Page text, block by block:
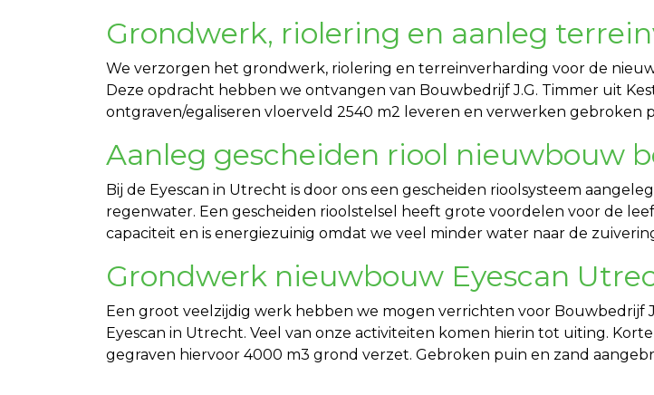
Grondwerk, riolering en aanleg
We verzorgen het grondwerk, riolering en terreinverharding voor de
Deze opdracht hebben we ontvangen van Bouwbedrijf J.G. Timmer uit
ontgraven/egaliseren vloerveld 2540 m2 leveren en verwerken
Aanleg gescheiden riool nieuwbouw
Bij de Eyescan in Utrecht is door ons een gescheiden rioolsysteem
regenwater. Een gescheiden rioolstelsel heeft grote voordelen voor de
capaciteit en is energiezuinig omdat we veel minder water naar de
Grondwerk nieuwbouw Eyescan
Een groot veelzijdig werk hebben we mogen verrichten voor Bouwbedrijf
Eyescan in Utrecht. Veel van onze activiteiten komen hierin tot uiting.
gegraven hiervoor 4000 m3 grond verzet. Gebroken puin en zand